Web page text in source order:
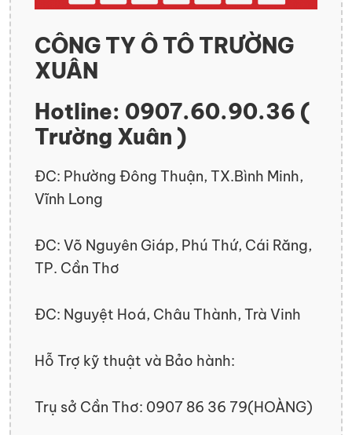
CÔNG TY Ô TÔ TRƯỜNG
XUÂN
Hotline: 0907.60.90.36 (
Trường Xuân )
ĐC: Phường Đông Thuận, TX.Bình Minh,
Vĩnh Long
ĐC: Võ Nguyên Giáp, Phú Thứ, Cái Răng,
TP. Cần Thơ
ĐC: Nguyệt Hoá, Châu Thành, Trà Vinh
Hỗ Trợ kỹ thuật và Bảo hành:
Trụ sở Cần Thơ: 0907 86 36 79(HOÀNG)